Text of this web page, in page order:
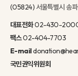
(05824) 서울특별시 송
대표전화02-430-
팩스02-404-7703
E-mail
국민권익위원회